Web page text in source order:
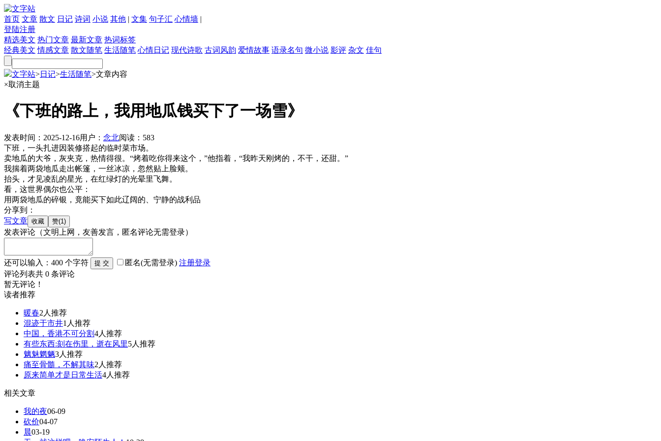
首页 文章 散文 日记 诗词 小说 其他 | 文集 句子汇 心情墙 |
登陆注册
精选美文 热门文章 最新文章 热词标签
经典美文 情感文章 散文随笔 生活随笔 心情日记 现代诗歌 古词风韵 爱情故事 语录名句 微小说 影评 杂文 佳句
文字站>日记>生活随笔>文章内容
×取消主题
《下班的路上，我用地瓜钱买下了一场雪》
发表时间： 2025-12-16用户： 念北阅读： 583
下班，一头扎进因装修搭起的临时菜市场。
卖地瓜的大爷，灰夹克，热情得很。“烤着吃你得来这个，”他指着，“我昨天刚烤的，不干，还甜。”
我揣着两袋地瓜走出帐篷，一丝冰凉，忽然贴上脸颊。
抬头，才见凌乱的星光，在红绿灯的光晕里飞舞。
看，这世界偶尔也公平：
用两袋地瓜的碎银，竟能买下如此辽阔的、宁静的战利品
分享到：
写文章
发表评论 （文明上网，友善发言，匿名评论无需登录）
还可以输入： 400 个字符 匿名(无需登录) 注册登录
评论列表共 0 条评论
暂无评论！
读者推荐
暖春2人推荐
混迹于市井1人推荐
中国，香港不可分割4人推荐
有些东西:刻在伤里，逝在风里5人推荐
魑魅魍魉3人推荐
痛至骨髓，不解其味2人推荐
原来简单才是日常生活4人推荐
相关文章
我的夜06-09
砍价04-07
晨03-19